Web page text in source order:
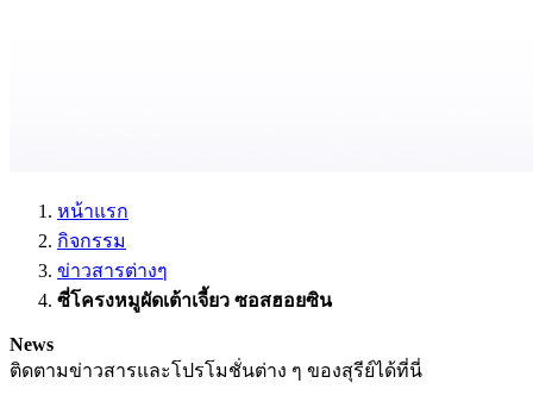
หน้าแรก
กิจกรรม
ข่าวสารต่างๆ
ซี่โครงหมูผัดเต้าเจี้ยว ซอสฮอยซิน
News
ติดตามข่าวสารและโปรโมชั่นต่าง ๆ ของสุรีย์ได้ที่นี่